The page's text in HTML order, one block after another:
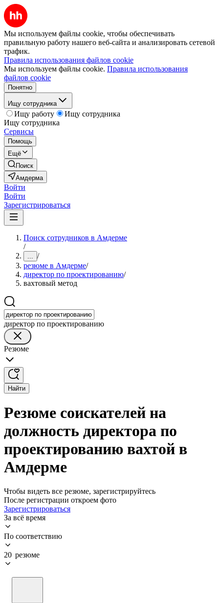
Мы используем файлы cookie, чтобы обеспечивать
правильную работу нашего веб-сайта и анализировать сетевой
трафик.
Правила использования файлов cookie
Мы используем файлы cookie. Правила использования
файлов cookie
Понятно
Ищу сотрудника
Ищу работу
Ищу сотрудника
Ищу сотрудника
Сервисы
Помощь
Ещё
Поиск
Амдерма
Войти
Войти
Зарегистрироваться
Поиск сотрудников в Амдерме
/
... /
резюме в Амдерме/
директор по проектированию/
вахтовый метод
директор по проектированию
Резюме
Найти
Резюме соискателей на
должность директора по
проектированию вахтой в
Амдерме
Чтобы видеть все резюме, зарегистрируйтесь
После регистрации откроем фото
Зарегистрироваться
За всё время
По соответствию
20 резюме